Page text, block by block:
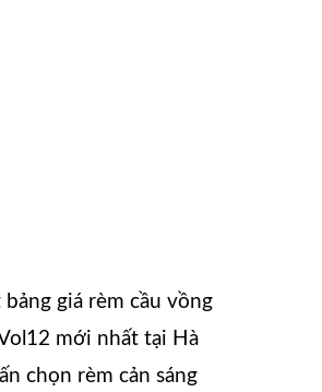
bảng giá rèm cầu vồng
mới nhất tại Hà
chọn rèm cản sáng